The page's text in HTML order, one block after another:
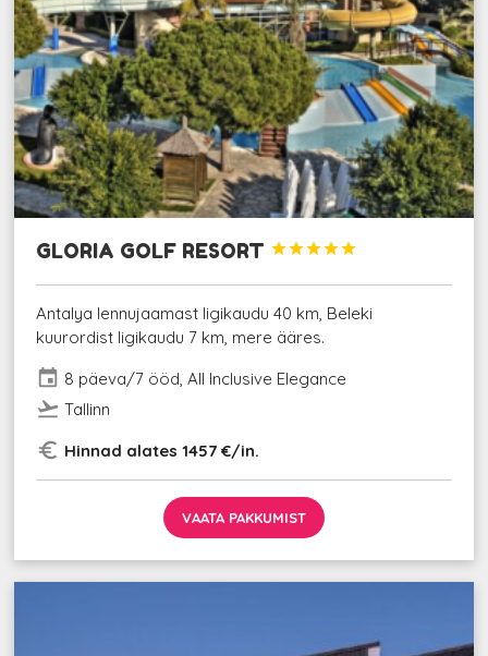
GLORIA GOLF RESORT 




Antalya lennujaamast ligikaudu 40 km, Beleki
kuurordist ligikaudu 7 km, mere ääres.
event 8 päeva/7 ööd, All Inclusive Elegance
flight_takeoff Tallinn
euro_symbol Hinnad alates 1457 €/in.
VAATA PAKKUMIST